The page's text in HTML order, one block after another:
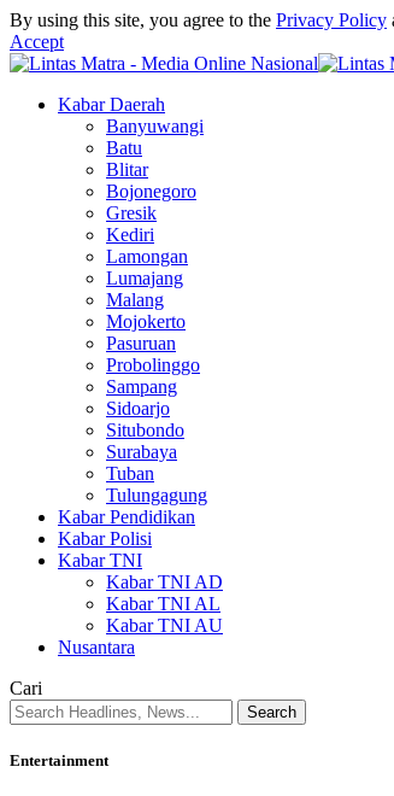
By using this site, you agree to the Privacy Policy
Accept
Kabar Daerah
Banyuwangi
Batu
Blitar
Bojonegoro
Gresik
Kediri
Lamongan
Lumajang
Malang
Mojokerto
Pasuruan
Probolinggo
Sampang
Sidoarjo
Situbondo
Surabaya
Tuban
Tulungagung
Kabar Pendidikan
Kabar Polisi
Kabar TNI
Kabar TNI AD
Kabar TNI AL
Kabar TNI AU
Nusantara
Cari
Entertainment